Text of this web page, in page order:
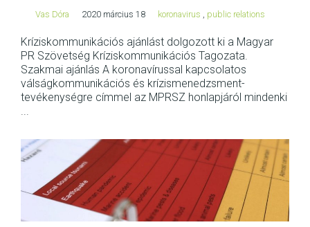
Vas Dóra 2020 március 18 koronavirus public relations
Kríziskommunikációs ajánlást dolgozott ki a Magyar
PR Szövetség Kríziskommunikációs Tagozata.
Szakmai ajánlás A koronavírussal kapcsolatos
válságkommunikációs és krízismenedzsment-
tevékenységre címmel az MPRSZ honlapjáról mindenki